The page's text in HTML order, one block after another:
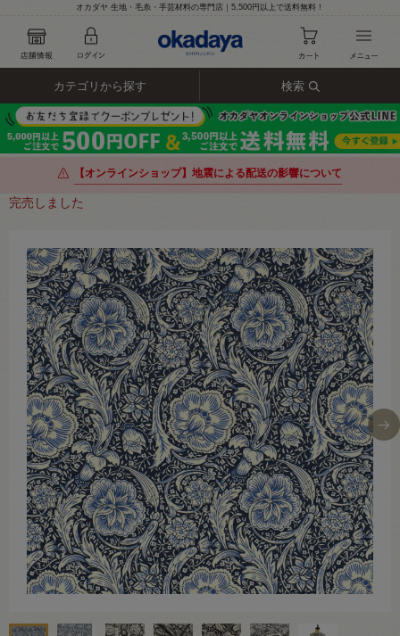
オカダヤ 生地・毛糸・手芸材料の専門店｜5,500円以上で送料無料！
カテゴリから探す 検索
【オンラインショップ】地震による配送の影響について
完売しました